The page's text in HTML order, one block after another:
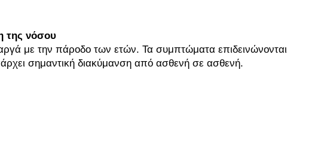
της νόσου
με την πάροδο των ετών. Τα συμπτώματα επιδεινώνονται
σημαντική διακύμανση από ασθενή σε ασθενή.